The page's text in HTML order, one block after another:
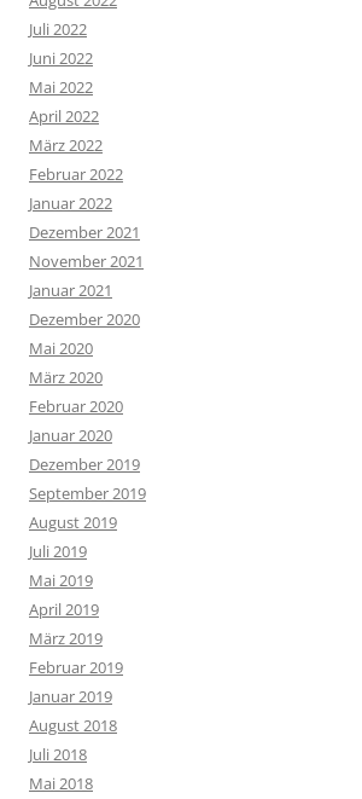
Juli 2022
Juni 2022
Mai 2022
April 2022
März 2022
Februar 2022
Januar 2022
Dezember 2021
November 2021
Januar 2021
Dezember 2020
Mai 2020
März 2020
Februar 2020
Januar 2020
Dezember 2019
September 2019
August 2019
Juli 2019
Mai 2019
April 2019
März 2019
Februar 2019
Januar 2019
August 2018
Juli 2018
Mai 2018